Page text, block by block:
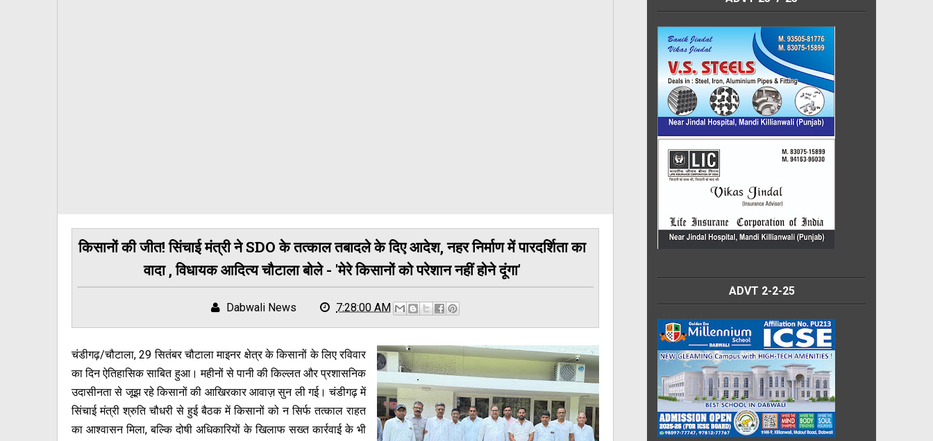
किसानों की जीत! सिंचाई मंत्री ने SDO के तत्काल तबादले के दिए आदेश, नहर निर्माण में पारदर्शिता का
वादा , विधायक आदित्य चौटाला बोले - 'मेरे किसानों को परेशान नहीं होने दूंगा'
Dabwali News 7:28:00 AM
चंडीगढ़/चौटाला, 29 सितंबर चौटाला माइनर क्षेत्र के किसानों के लिए रविवार
का दिन ऐतिहासिक साबित हुआ। महीनों से पानी की किल्लत और प्रशासनिक
उदासीनता से जूझ रहे किसानों की आखिरकार आवाज़ सुन ली गई। चंडीगढ़ में
सिंचाई मंत्री श्रुति चौधरी से हुई बैठक में किसानों को न सिर्फ तत्काल राहत
का आश्वासन मिला, बल्कि दोषी अधिकारियों के खिलाफ सख्त कार्रवाई के भी
ADVT 2-2-25